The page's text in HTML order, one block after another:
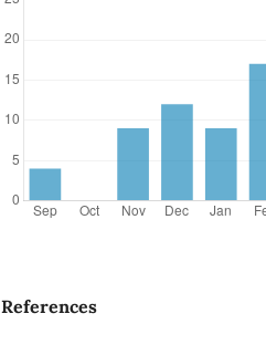
References